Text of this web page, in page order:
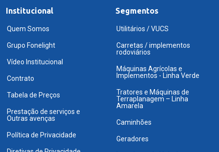
Institucional
Quem Somos
Grupo Fonelight
Vídeo Institucional
Contrato
Tabela de Preços
Prestação de serviços e
Outras avenças
Política de Privacidade
Segmentos
Utilitários / VUCS
Carretas / implementos
rodoviários
Máquinas Agrícolas e
Implementos - Linha Verde
Tratores e Máquinas de
Terraplanagem – Linha
Amarela
Caminhões
Geradores